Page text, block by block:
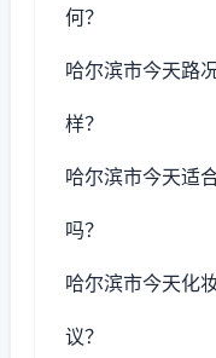
何？
哈尔滨市今天路
样？
哈尔滨市今天适
吗？
哈尔滨市今天化
议？